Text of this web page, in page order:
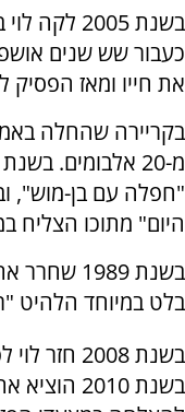
בשנת
כעבור שש שנים
את חייו ומאז הפסיק
היום" מתוכו הצליח
בשנת
בלט במיוחד הלהיט
בשנת
בשנת